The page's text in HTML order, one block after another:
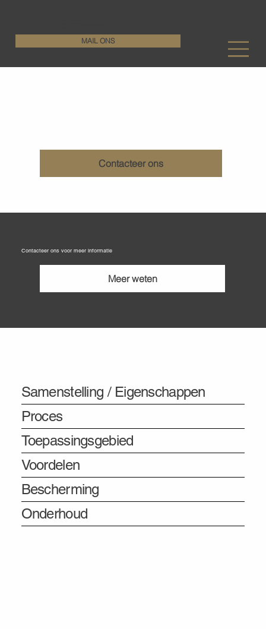
MAIL ONS
Contacteer ons
Contacteer ons voor meer informatie
Meer weten
Samenstelling / Eigenschappen
Proces
Toepassingsgebied
Voordelen
Bescherming
Onderhoud